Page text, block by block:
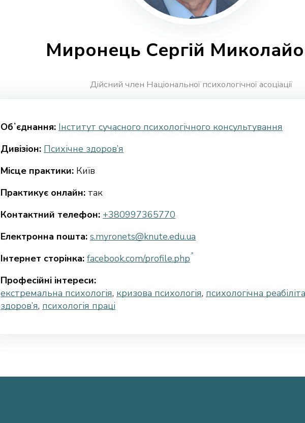
Миронець Сергій
Дійсний член Національної психологічної асоціації
Обʼєднання: Інститут сучасного психологічного консультування
Дивізіон: Психічне здоров’я
Місце практики: Київ
Практикує онлайн: так
Контактний телефон: +380997365770
Електронна пошта: s.myronets@knute.edu.ua
Інтернет сторінка: facebook.com/profile.php
Професійні інтереси:
екстремальна психологія, кризова психологія, психологічна
здоров’я, психологія праці